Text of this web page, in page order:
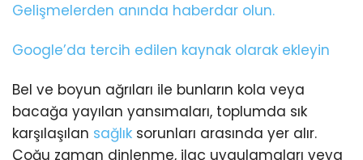
Gelişmelerden anında haberdar olun.
Google’da tercih edilen kaynak olarak ekleyin
Bel ve boyun ağrıları ile bunların kola veya
bacağa yayılan yansımaları, toplumda sık
karşılaşılan sağlık sorunları arasında yer alır.
Çoğu zaman dinlenme, ilaç uygulamaları veya